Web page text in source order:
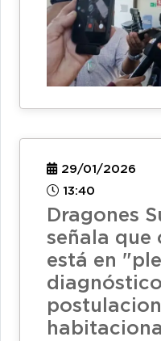
29/01/2026
13:40
Dragones
señala que
está en